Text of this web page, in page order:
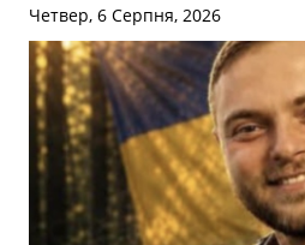
Четвер, 6 Серпня, 2026